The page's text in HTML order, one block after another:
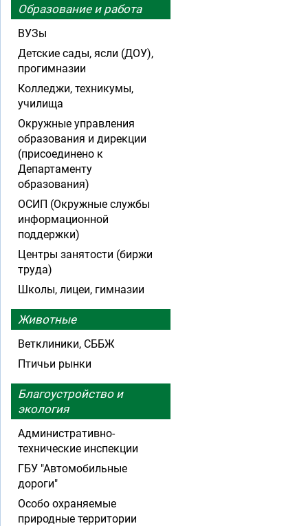
Образование и работа
ВУЗы
Детские сады, ясли (ДОУ),
прогимназии
Колледжи, техникумы,
училища
Окружные управления
образования и дирекции
(присоединено к
Департаменту
образования)
ОСИП (Окружные службы
информационной
поддержки)
Центры занятости (биржи
труда)
Школы, лицеи, гимназии
Животные
Ветклиники, СББЖ
Птичьи рынки
Благоустройство и
экология
Административно-
технические инспекции
ГБУ "Автомобильные
дороги"
Особо охраняемые
природные территории